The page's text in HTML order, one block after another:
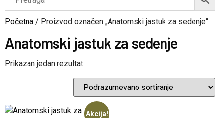
Početna / Proizvod označen „Anatomski jastuk za sedenje“
Anatomski jastuk za sedenje
Prikazan jedan rezultat
Akcija!